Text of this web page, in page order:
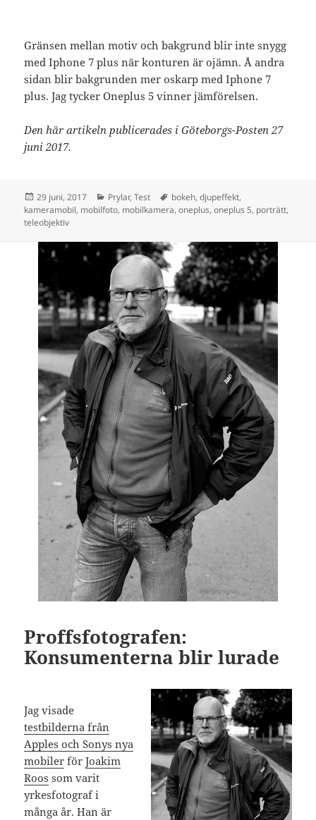
Gränsen mellan motiv och bakgrund blir inte snygg
med Iphone 7 plus när konturen är ojämn. Å andra
sidan blir bakgrunden mer oskarp med Iphone 7
plus. Jag tycker Oneplus 5 vinner jämförelsen.
Den här artikeln publicerades i Göteborgs-Posten 27
juni 2017.
Postat
29 juni, 2017 Kategorier
Prylar,Test Taggar
bokeh,djupeffekt,
kameramobil, mobilfoto, mobilkamera,oneplus,oneplus 5, porträtt,
teleobjektiv
Proffsfotografen:
Konsumenterna blir lurade
Jag visade
testbilderna från
Apples och Sonys nya
mobiler förJoakim
Roos som varit
yrkesfotograf i
många år. Han är